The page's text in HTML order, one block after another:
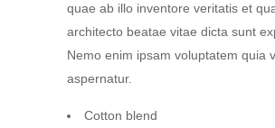
quae ab illo inventore veritatis et
architecto beatae vitae dicta sunt
Nemo enim ipsam voluptatem quia
aspernatur.
Cotton blend